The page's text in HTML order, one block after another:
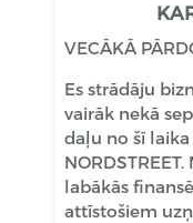
VECĀKĀ
Es strādāju
vairāk nekā
daļu no šī
labākās
attīstošiem